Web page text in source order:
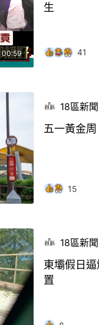
00:59
生
41
18區新聞
五一黃金
15
18區新聞
東壩假日
置